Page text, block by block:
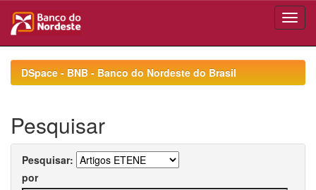
navigationDSpace - BNB - Banco do Nordeste do Brasil
Pesquisar
Pesquisar:
por